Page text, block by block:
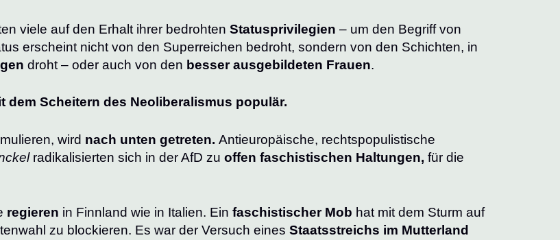
viele auf den Erhalt ihrer bedrohten Statusprivilegien – um den Begriff von
erscheint nicht von den Superreichen bedroht, sondern von den Schichten, in
droht – oder auch von den besser ausgebildeten Frauen.
Scheitern des Neoliberalismus populär.
wird nach unten getreten. Antieuropäische, rechtspopulistische
radikalisierten sich in der AfD zu offen faschistischen Haltungen, für die
regieren in Finnland wie in Italien. Ein faschistischer Mob hat mit dem Sturm auf
zu blockieren. Es war der Versuch eines Staatsstreichs im Mutterland